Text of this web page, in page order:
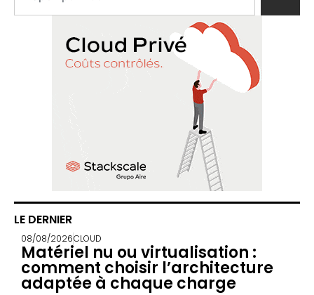
LE DERNIER
08/08/2026CLOUD
Matériel nu ou virtualisation :
comment choisir l’architecture
adaptée à chaque charge